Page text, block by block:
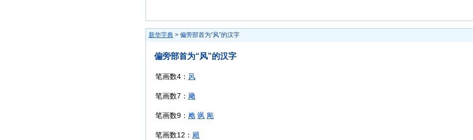
新华字典 > 偏旁部首为“风”的汉字
偏旁部首为“风”的汉字
笔画数4： 风
笔画数7： 飏
笔画数9： 飑 飒 飐
笔画数12： 飓